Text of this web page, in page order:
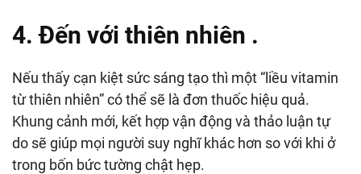
4. Đến với thiên nhiên .
Nếu thấy cạn kiệt sức sáng tạo thì một “liều vitamin
từ thiên nhiên” có thể sẽ là đơn thuốc hiệu quả.
Khung cảnh mới, kết hợp vận động và thảo luận tự
do sẽ giúp mọi người suy nghĩ khác hơn so với khi ở
trong bốn bức tường chật hẹp.